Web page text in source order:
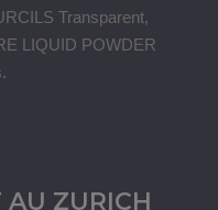
Transparent,
LIQUID POWDER
AU ZURICH